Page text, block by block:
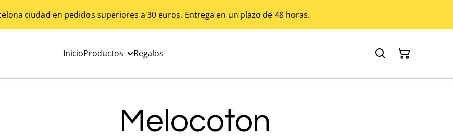
ciudad en pedidos superiores a 30 euros. Entrega en un plazo de 48 horas.
InicioProductos Regalos
Melocoton